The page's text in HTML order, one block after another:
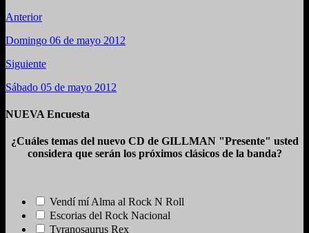
Anterior
Domingo 06 de mayo 2012
Siguiente
Sábado 05 de mayo 2012
NUEVA Encuesta
¿Cuáles temas del nuevo CD de GILLMAN "Presente" usted
considera que serán los próximos clásicos de la banda?
Vendí mí Alma al Rock N Roll
Escorias del Rock Nacional
Tyranosaurus Rex